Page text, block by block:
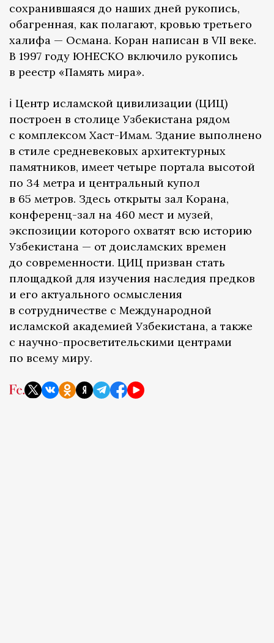
сохранившаяся до наших дней рукопись,
обагренная, как полагают, кровью третьего
халифа — Османа. Коран написан в VII веке.
В 1997 году ЮНЕСКО включило рукопись
в реестр «Память мира».
ℹ️ Центр исламской цивилизации (ЦИЦ)
построен в столице Узбекистана рядом
с комплексом Хаст-Имам. Здание выполнено
в стиле средневековых архитектурных
памятников, имеет четыре портала высотой
по 34 метра и центральный купол
в 65 метров. Здесь открыты зал Корана,
конференц-зал на 460 мест и музей,
экспозиции которого охватят всю историю
Узбекистана — от доисламских времен
до современности. ЦИЦ призван стать
площадкой для изучения наследия предков
и его актуального осмысления
в сотрудничестве с Международной
исламской академией Узбекистана, а также
с научно-просветительскими центрами
по всему миру.